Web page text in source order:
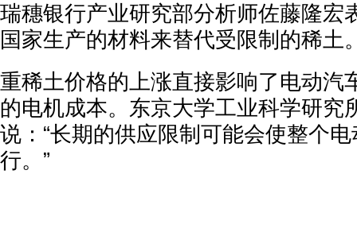
瑞穗银行产业研究部分析师佐藤隆宏
国家生产的材料来替代受限制的稀土
重稀土价格的上涨直接影响了电动汽
的电机成本。东京大学工业科学研究
说：“长期的供应限制可能会使整个
行。”